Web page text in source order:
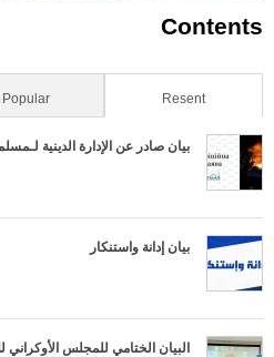
Contents
Resent (علامة التبويب النشطة)Popular
بيان صادر عن الإدارة الدينية
بيان إدانة واستنكار
البيان الختامي للمجلس